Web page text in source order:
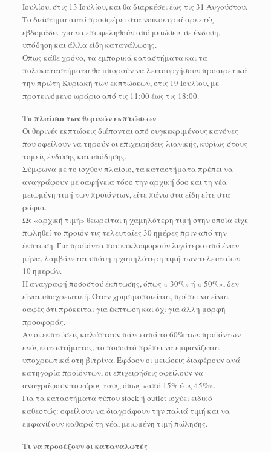
Ιουλίου, στις 13 Ιουλίου, και θα διαρκέσει έως τις 31 Αυγούστου.
Το διάστημα αυτό προσφέρει στα νοικοκυριά αρκετές
εβδομάδες για να επωφεληθούν από μειώσεις σε ένδυση,
υπόδηση και άλλα είδη κατανάλωσης.
Όπως κάθε χρόνο, τα εμπορικά καταστήματα και τα
πολυκαταστήματα θα μπορούν να λειτουργήσουν προαιρετικά
την πρώτη Κυριακή των εκπτώσεων, στις 19 Ιουλίου, με
προτεινόμενο ωράριο από τις 11:00 έως τις 18:00.
Το πλαίσιο των θερινών εκπτώσεων
Οι θερινές εκπτώσεις διέπονται από συγκεκριμένους κανόνες
που οφείλουν να τηρούν οι επιχειρήσεις λιανικής, κυρίως στους
τομείς ένδυσης και υπόδησης.
Σύμφωνα με το ισχύον πλαίσιο, τα καταστήματα πρέπει να
αναγράφουν με σαφήνεια τόσο την αρχική όσο και τη νέα
μειωμένη τιμή των προϊόντων, είτε πάνω στα είδη είτε στα
ράφια.
Ως «αρχική τιμή» θεωρείται η χαμηλότερη τιμή στην οποία είχε
πωληθεί το προϊόν τις τελευταίες 30 ημέρες πριν από την
έκπτωση. Για προϊόντα που κυκλοφορούν λιγότερο από έναν
μήνα, λαμβάνεται υπόψη η χαμηλότερη τιμή των τελευταίων
10 ημερών.
Η αναγραφή ποσοστού έκπτωσης, όπως «-30%» ή «-50%», δεν
είναι υποχρεωτική. Όταν χρησιμοποιείται, πρέπει να είναι
σαφές ότι πρόκειται για έκπτωση και όχι για άλλη μορφή
προσφοράς.
Αν οι εκπτώσεις καλύπτουν πάνω από το 60% των προϊόντων
ενός καταστήματος, το ποσοστό πρέπει να εμφανίζεται
υποχρεωτικά στη βιτρίνα. Εφόσον οι μειώσεις διαφέρουν ανά
κατηγορία προϊόντων, οι επιχειρήσεις οφείλουν να
αναγράφουν το εύρος τους, όπως «από 15% έως 45%».
Για τα καταστήματα τύπου stock ή outlet ισχύει ειδικό
καθεστώς: οφείλουν να διαγράφουν την παλιά τιμή και να
εμφανίζουν καθαρά τη νέα, μειωμένη τιμή πώλησης.
Τι να προσέξουν οι καταναλωτές